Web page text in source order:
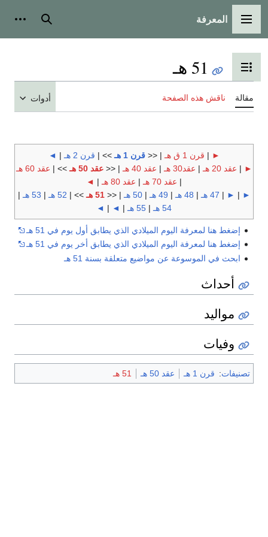
القائمة الرئيسية
المعرفة بحث
تبديل عرض جدول المحتويات
51 هـ
مقالة ناقش هذه الصفحة أدوات
►
| قرن 1 ق هـ | <<قرن 1 هـ >> | قرن 2 هـ |
◄
►
| عقد 20 هـ | عقد30 هـ | عقد 40 هـ | <<عقد 50 هـ >> | عقد 60 هـ
| عقد 70 هـ | عقد 80 هـ |
◄
►
|
►
| 47 هـ | 48 هـ | 49 هـ |50 هـ | <<51 هـ >> | 52 هـ | 53 هـ
|
54 هـ
| 55 هـ |
◄
|
◄
إضغط هنا لمعرفة اليوم الميلادي الذي يطابق أول يوم في 51 هـ
إضغط هنا لمعرفة اليوم الميلادي الذي يطابق أخر يوم في 51 هـ
ابحث في الموسوعة عن مواضيع متعلقة بسنة 51 هـ
أحداث
مواليد
وفيات
تصنيفات: قرن 1 هـ عقد 50 هـ 51 هـ